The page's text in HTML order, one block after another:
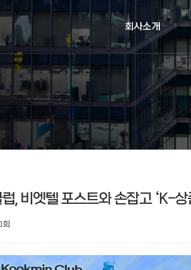
회사소개
, 비엣텔 포스트와 손잡고 ‘K-